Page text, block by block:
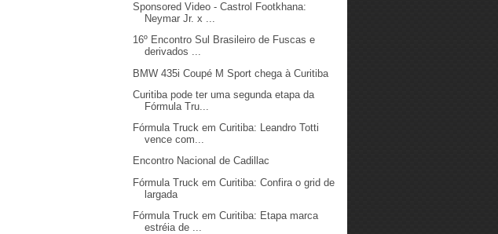
Sponsored Video - Castrol Footkhana:
Neymar Jr. x ...
16º Encontro Sul Brasileiro de Fuscas e
derivados ...
BMW 435i Coupé M Sport chega à Curitiba
Curitiba pode ter uma segunda etapa da
Fórmula Tru...
Fórmula Truck em Curitiba: Leandro Totti
vence com...
Encontro Nacional de Cadillac
Fórmula Truck em Curitiba: Confira o grid de
largada
Fórmula Truck em Curitiba: Etapa marca
estréia de ...